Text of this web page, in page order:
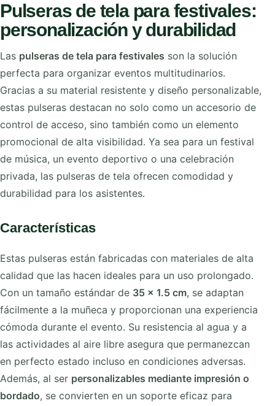
Pulseras de tela para festivales:
personalización y durabilidad
Las pulseras de tela para festivales son la solución
perfecta para organizar eventos multitudinarios.
Gracias a su material resistente y diseño personalizable,
estas pulseras destacan no solo como un accesorio de
control de acceso, sino también como un elemento
promocional de alta visibilidad. Ya sea para un festival
de música, un evento deportivo o una celebración
privada, las pulseras de tela ofrecen comodidad y
durabilidad para los asistentes.
Características
Estas pulseras están fabricadas con materiales de alta
calidad que las hacen ideales para un uso prolongado.
Con un tamaño estándar de 35 x 1.5 cm, se adaptan
fácilmente a la muñeca y proporcionan una experiencia
cómoda durante el evento. Su resistencia al agua y a
las actividades al aire libre asegura que permanezcan
en perfecto estado incluso en condiciones adversas.
Además, al ser personalizables mediante impresión o
bordado, se convierten en un soporte eficaz para